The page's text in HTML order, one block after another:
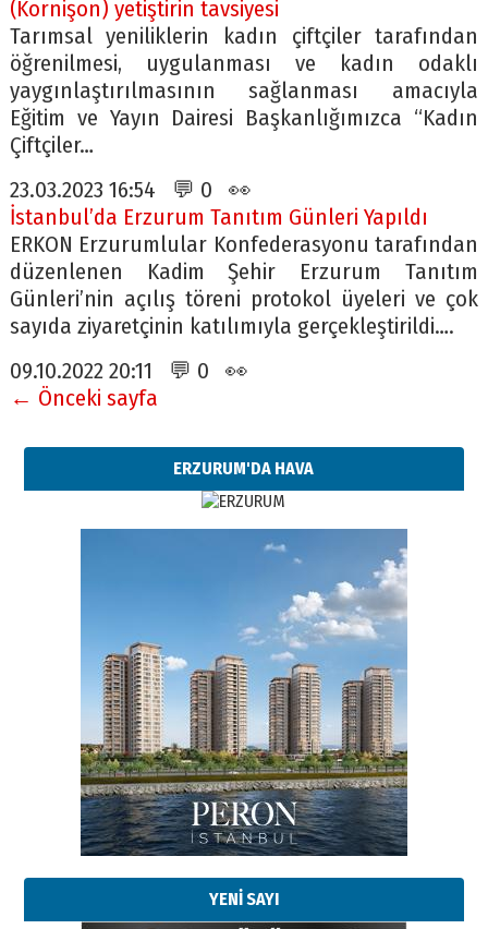
(Kornişon) yetiştirin tavsiyesi
Tarımsal yeniliklerin kadın çiftçiler tarafından
öğrenilmesi, uygulanması ve kadın odaklı
yaygınlaştırılmasının sağlanması amacıyla
Eğitim ve Yayın Dairesi Başkanlığımızca “Kadın
Çiftçiler…
23.03.2023 16:54 💬 0 👀
İstanbul’da Erzurum Tanıtım Günleri Yapıldı
ERKON Erzurumlular Konfederasyonu tarafından
düzenlenen Kadim Şehir Erzurum Tanıtım
Günleri’nin açılış töreni protokol üyeleri ve çok
sayıda ziyaretçinin katılımıyla gerçekleştirildi….
09.10.2022 20:11 💬 0 👀
← Önceki sayfa
ERZURUM'DA HAVA
YENİ SAYI